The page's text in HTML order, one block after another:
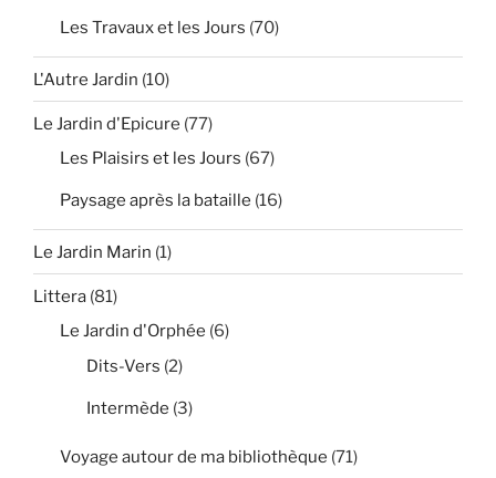
Les Travaux et les Jours (70)
L'Autre Jardin (10)
Le Jardin d'Epicure (77)
Les Plaisirs et les Jours (67)
Paysage après la bataille (16)
Le Jardin Marin (1)
Littera (81)
Le Jardin d'Orphée (6)
Dits-Vers (2)
Intermède (3)
Voyage autour de ma bibliothèque (71)